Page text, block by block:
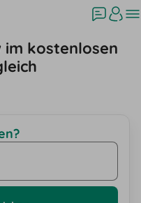
im kostenlosen